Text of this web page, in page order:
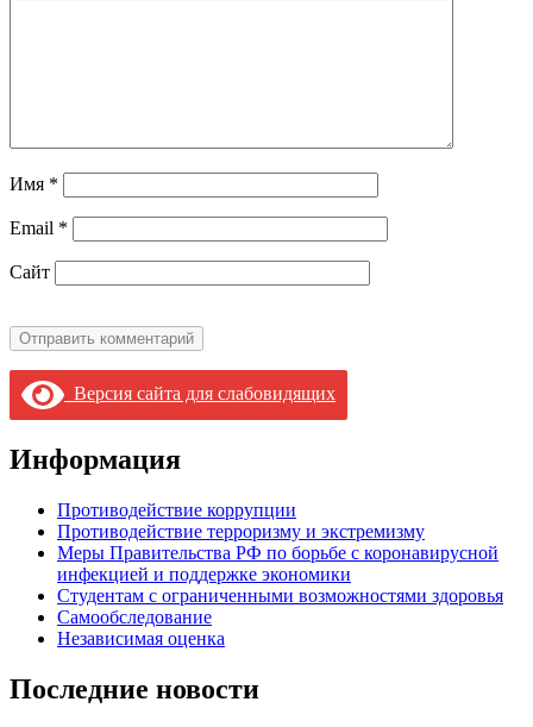
Имя *
Email *
Сайт
Версия сайта для слабовидящих
Информация
Противодействие коррупции
Противодействие терроризму и экстремизму
Меры Правительства РФ по борьбе с коронавирусной
инфекцией и поддержке экономики
Студентам с ограниченными возможностями здоровья
Самообследование
Независимая оценка
Последние новости